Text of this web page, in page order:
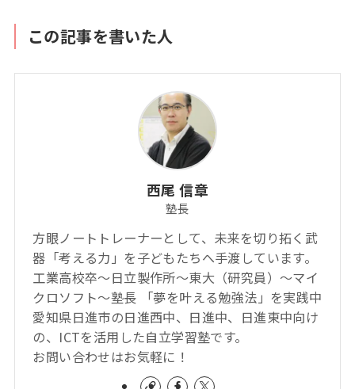
この記事を書いた人
西尾 信章
塾長
方眼ノートトレーナーとして、未来を切り拓く武
器「考える力」を子どもたちへ手渡しています。
工業高校卒～日立製作所～東大（研究員）～マイ
クロソフト～塾長 「夢を叶える勉強法」を実践中
愛知県日進市の日進西中、日進中、日進東中向け
の、ICTを活用した自立学習塾です。
お問い合わせはお気軽に！